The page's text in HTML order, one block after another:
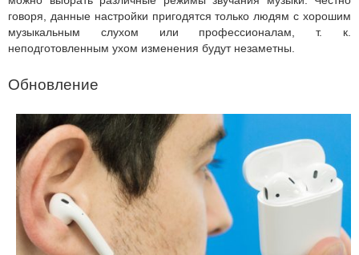
говоря, данные настройки пригодятся только людям с хорошим
музыкальным слухом или профессионалам, т. к.
неподготовленным ухом изменения будут незаметны.
Обновление